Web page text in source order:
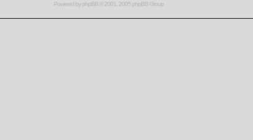
Powered byphpBB© 2001, 2005 phpBB Group